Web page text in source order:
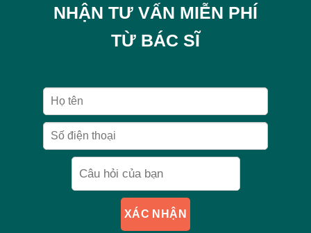
NHẬN TƯ VẤN MIỄN PHÍ
TỪ BÁC SĨ
XÁC NHẬN